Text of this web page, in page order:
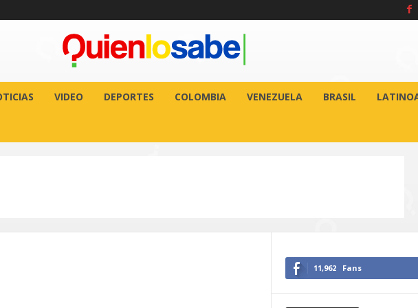
VIDEO DEPORTES COLOMBIA VENEZUELA BRASIL
11,962 Fans